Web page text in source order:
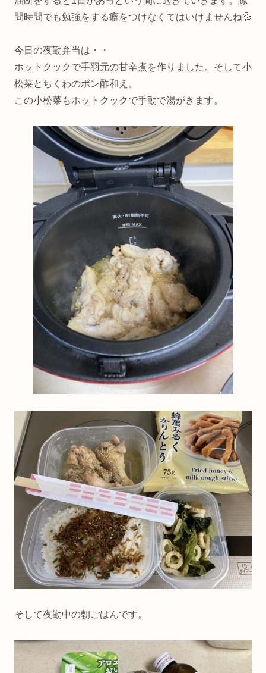
間時間でも勉強をする癖をつけなくてはいけませんね💦
今日の夜勤弁当は・・
ホットクックで手羽元の甘辛煮を作りました。そして小
松菜とちくわのポン酢和え。
この小松菜もホットクックで手動で湯がきます。
そして夜勤中の朝ごはんです。